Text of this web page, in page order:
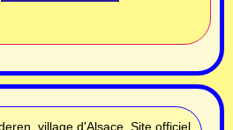
village d'Alsace, Site officiel